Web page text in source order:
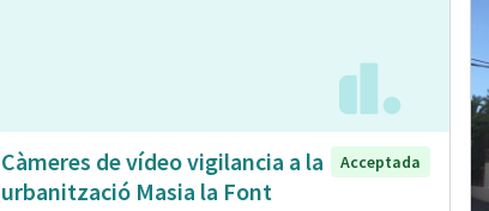
Càmeres de vídeo vigilancia a la
urbanització Masia la Font
Acceptada